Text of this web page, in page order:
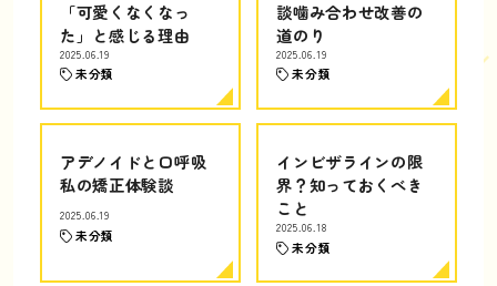
「可愛くなくなっ
た」と感じる理由
2025.06.19
未分類
談噛み合わせ改善の
道のり
2025.06.19
未分類
アデノイドと口呼吸
私の矯正体験談
2025.06.19
未分類
インビザラインの限
界？知っておくべき
こと
2025.06.18
未分類